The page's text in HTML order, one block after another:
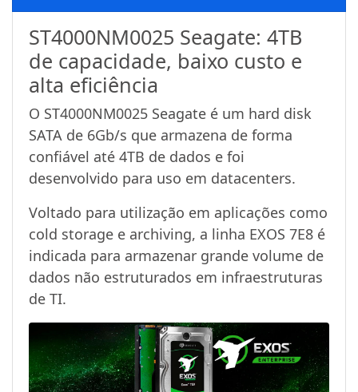
ST4000NM0025 Seagate: 4TB
de capacidade, baixo custo e
alta eficiência
O ST4000NM0025 Seagate é um hard disk
SATA de 6Gb/s que armazena de forma
confiável até 4TB de dados e foi
desenvolvido para uso em datacenters.
Voltado para utilização em aplicações como
cold storage e archiving, a linha EXOS 7E8 é
indicada para armazenar grande volume de
dados não estruturados em infraestruturas
de TI.